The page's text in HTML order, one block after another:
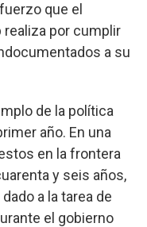
que el
realiza por cumplir
a su
de la política
año. En una
en la frontera
y seis años,
a la tarea de
el gobierno